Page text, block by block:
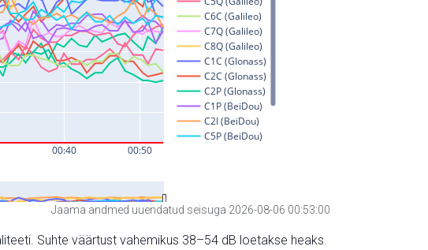
Jaama andmed uuendatud seisuga 2026-08-06 00:53:00
Suhte väärtust vahemikus 38–54 dB loetakse heaks.